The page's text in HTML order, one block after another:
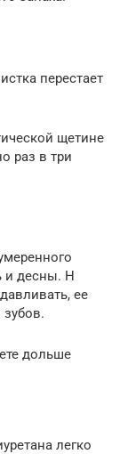
перестает
щетине
раз в три
и десны. Н
ее
дольше
легко